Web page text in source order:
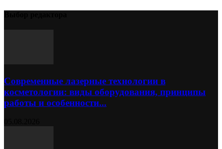
Современные лазерные технологии в
косметологии: виды оборудования, принципы
работы и особенности...